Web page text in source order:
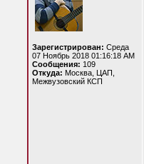
Зарегистрирован: Среда
07 Ноябрь 2018 01:16:18 AM
Сообщения: 109
Откуда: Москва, ЦАП,
Межвузовский КСП